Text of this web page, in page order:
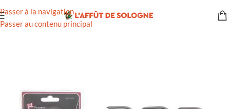
Passer à la navigation
Passer au contenu principal